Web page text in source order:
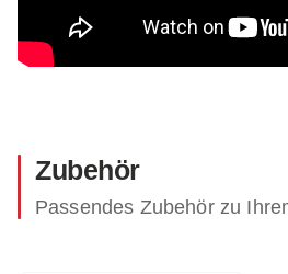
Zubehör
Passendes Zubehör zu